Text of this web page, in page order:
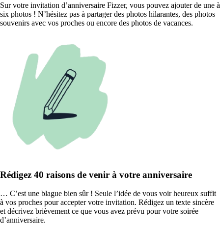
Sur votre invitation d’anniversaire Fizzer, vous pouvez ajouter de une à
six photos ! N’hésitez pas à partager des photos hilarantes, des photos
souvenirs avec vos proches ou encore des photos de vacances.
Rédigez 40 raisons de venir à votre anniversaire
… C’est une blague bien sûr ! Seule l’idée de vous voir heureux suffit
à vos proches pour accepter votre invitation. Rédigez un texte sincère
et décrivez brièvement ce que vous avez prévu pour votre soirée
d’anniversaire.